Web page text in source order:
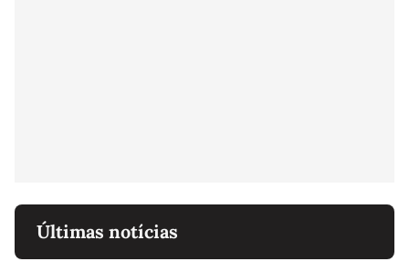
Últimas notícias